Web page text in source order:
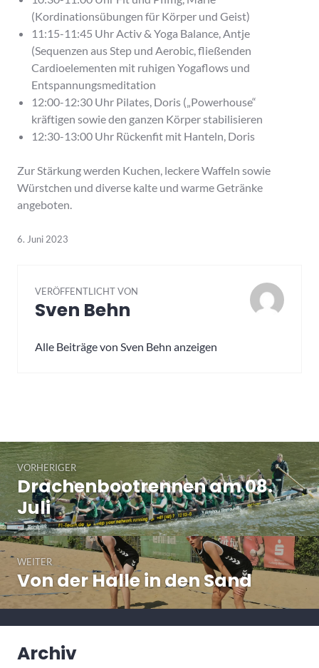
(Kordinationsübungen für Körper und Geist)
11:15-11:45 Uhr Activ & Yoga Balance, Antje
(Sequenzen aus Step und Aerobic, fließenden
Cardioelementen mit ruhigen Yogaflows und
Entspannungsmeditation
12:00-12:30 Uhr Pilates, Doris („Powerhouse“
kräftigen sowie den ganzen Körper stabilisieren
12:30-13:00 Uhr Rückenfit mit Hanteln, Doris
Zur Stärkung werden Kuchen, leckere Waffeln sowie
Würstchen und diverse kalte und warme Getränke
angeboten.
6. Juni 2023
VERÖFFENTLICHT VON
Sven Behn
Alle Beiträge von Sven Behn anzeigen
Beitragsnavigation
VORHERIGER
Vorheriger
Beitrag:
Drachenbootrennen am 08.
Juli
WEITER
Nächster
Beitrag:
Von der Halle in den Sand
Archiv